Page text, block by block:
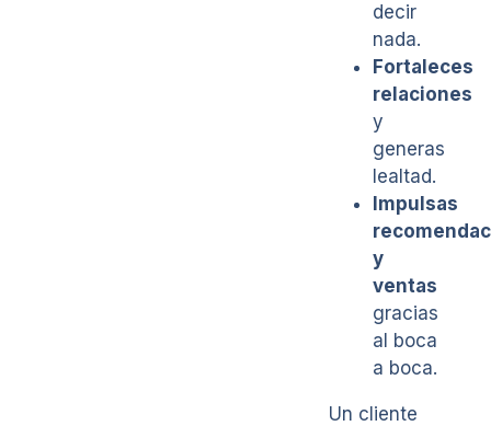
decir
nada.
Fortaleces
relaciones
y
generas
lealtad.
Impulsas
y
ventas
gracias
al boca
a boca.
Un cliente